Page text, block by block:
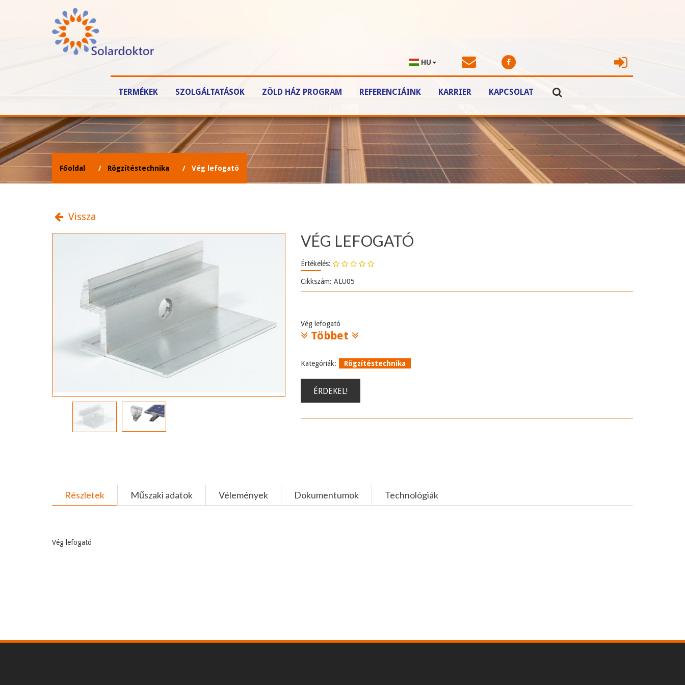
HU
TERMÉKEK SZOLGÁLTATÁSOK ZÖLD HÁZ PROGRAM REFERENCIÁINK KARRIER KAPCSOLAT
Főoldal Rögzítéstechnika Vég lefogató
Vissza
VÉG LEFOGATÓ
Értékelés:
Cikkszám: ALU05
Vég lefogató
Többet
Kategóriák: Rögzítéstechnika
ÉRDEKEL!
Részletek Műszaki adatok Vélemények Dokumentumok Technológiák
Vég lefogató